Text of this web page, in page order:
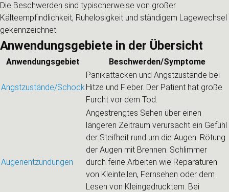
Die Beschwerden sind typischerweise von großer
Kälteempfindlichkeit, Ruhelosigkeit und ständigem Lagewechsel
gekennzeichnet.
Anwendungsgebiete in der Übersicht
Anwendungsgebiet Beschwerden/Symptome
Angstzustände/Schock
Panikattacken und Angstzustände bei
Hitze und Fieber. Der Patient hat große
Furcht vor dem Tod.
Augenentzündungen
Angestrengtes Sehen über einen
längeren Zeitraum verursacht ein Gefühl
der Steifheit rund um die Augen. Rötung
der Augen mit Brennen. Schlimmer
durch feine Arbeiten wie Reparaturen
von Kleinteilen, Fernsehen oder dem
Lesen von Kleingedrucktem. Bei